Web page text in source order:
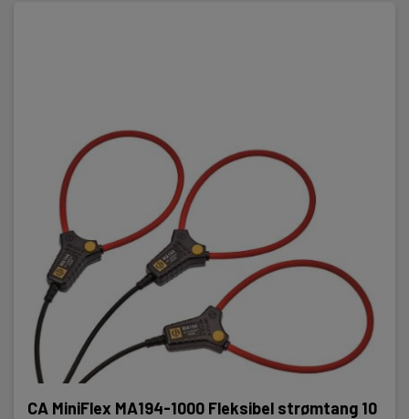
CA MiniFlex MA194-1000 Fleksibel strømtang 10